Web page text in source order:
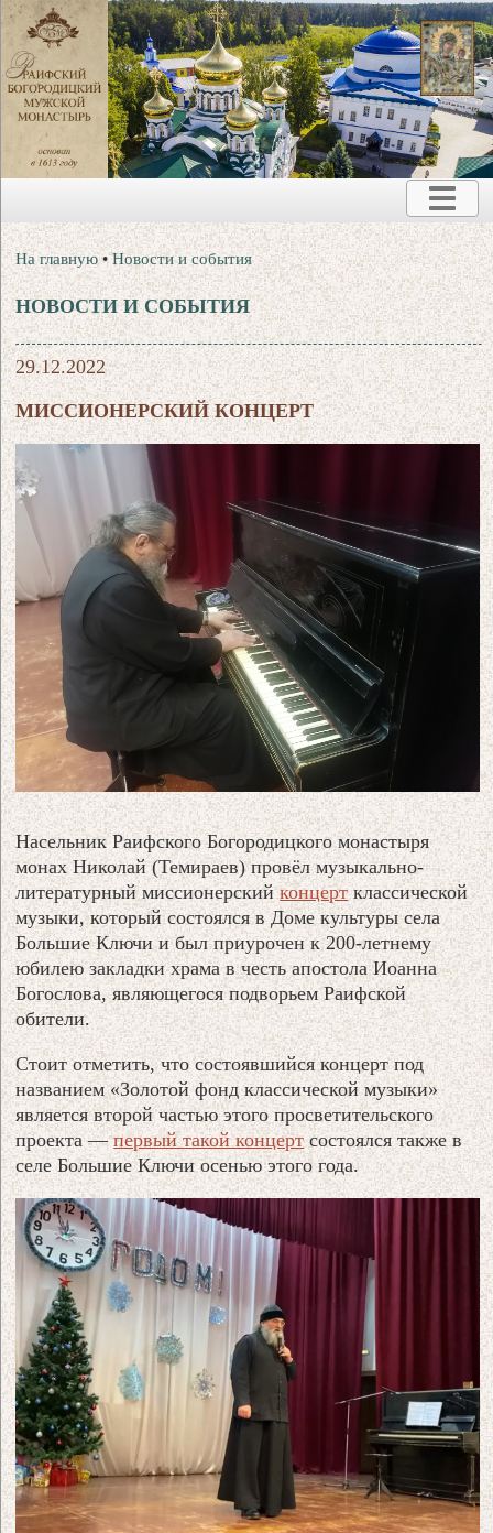
На главную •Новости и события
НОВОСТИ И СОБЫТИЯ
29.12.2022
МИССИОНЕРСКИЙ КОНЦЕРТ
Насельник Раифского Богородицкого монастыря
монах Николай (Темираев) провёл музыкально-
литературный миссионерскийконцерт классической
музыки, который состоялся в Доме культуры села
Большие Ключи и был приурочен к 200-летнему
юбилею закладки храма в честь апостола Иоанна
Богослова, являющегося подворьем Раифской
обители.
Стоит отметить, что состоявшийся концерт под
названием «Золотой фонд классической музыки»
является второй частью этого просветительского
проекта —первый такой концертсостоялся также в
селе Большие Ключи осенью этого года.